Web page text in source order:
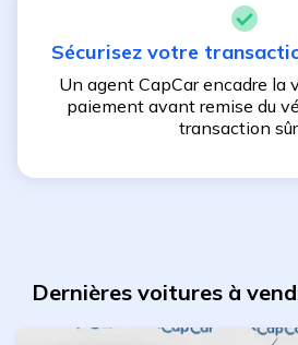
Sécurisez votre
Un agent CapCar encadre la
paiement avant remise du
transaction
Dernières voitures à